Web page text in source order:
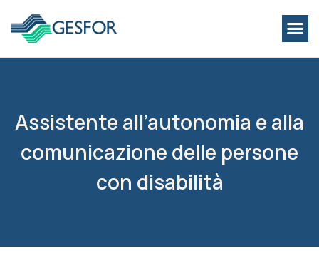
Assistente all’autonomia e alla
comunicazione delle persone
con disabilità